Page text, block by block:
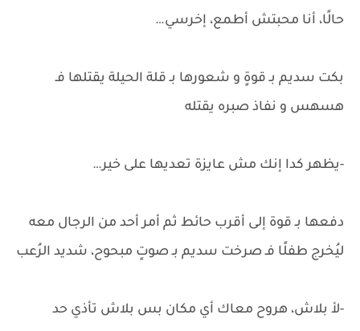
حالًا، أنا محبتش أطمع، إخرسي…
بكت سديم بـ قوةٍ و شعورها بـ قلة الحيلة يقتلها فـ
هسهس و نفاذ صبره يقتله
-يظهر كدا إنك مش عايزة تعديها على خير…
دفعها بـ قوة إلى أقرب حائط ثم أمر أحد من الرجال معه
ليُخرج طفلًا فـ صرخت سديم بـ صوتٍ مبحوح، شديد الرُعب
-لأ بلاش، هروح معاك أي مكان بس بلاش تأذي حد